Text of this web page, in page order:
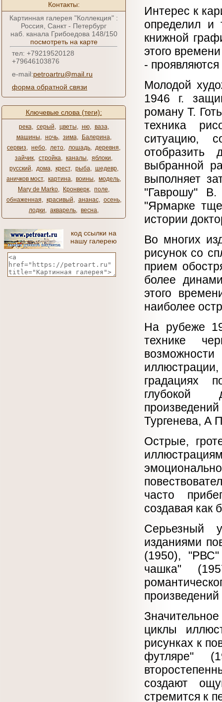
Контакты:
Картинная галерея "Коллекция" :
Россия, Санкт - Петербург
наб. канала Грибоедова 148/150
посмотреть на карте
тел: +79219520128
+79646103876
e-mail:petroartru@mail.ru
форма обратной связи
Ключевые слова (теги):
река, серый, цветы, ню, ваза,
машины, ночь, зима, Балерина,
сервиз, небо, лето, лошадь, деревня,
зайчик, стройка, каналы, яблоки,
русский, дома, крест, рыба, шедевр,
аничков мост, картина, воины, модель,
Mary de Marko, Кронверк, поле,
обнаженная, красивый, ананас, осень,
лодки, акварель, весна,
код ссылки на
нашу галерею
Интерес к
определил и
книжной
этого
-
Молодой
1946 г.
роману Т.
техника
ситуацию,
отобразить
выбранной
выполняет
"Гаврошу"
"Ярмарке
истории
Во многих
рисунок со
прием
более
этого
наиболее
На рубеже
технике
градациях
глубокой
Тургенева, А
Острые,
часто
создавая как
Серьезный
изданиями
(1950), "РВС"
чашка"
произведений
циклы
рисунках к
футляре"
создают
стремится к